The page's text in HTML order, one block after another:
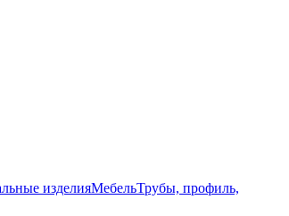
изделияМебельТрубы, профиль,